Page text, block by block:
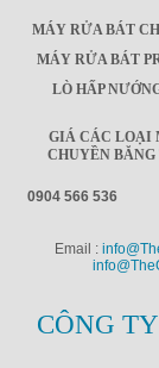
MÁY RỬA BÁT
MÁY RỬA BÁT
LÒ HẤP
GIÁ CÁC LOẠI
CHUYỀN
0904 566 536
Email :
CÔNG